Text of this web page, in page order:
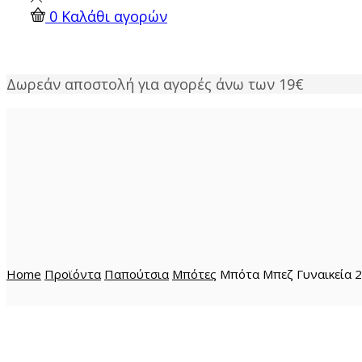
0 Καλάθι αγορών
Δωρεάν αποστολή για αγορές άνω των 19€
Home Προϊόντα Παπούτσια Μπότες Μπότα Μπεζ Γυναικεία